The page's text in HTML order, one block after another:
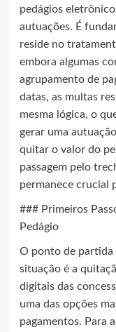
pedágios
autuações. É
reside no
embora algumas
agrupamento de
datas, as multas
mesma lógica, o
gerar uma
quitar o valor do
passagem pelo
permanece crucial
### Primeiros
Pedágio
O ponto de partida
situação é a
digitais das
uma das opções
pagamentos. Para